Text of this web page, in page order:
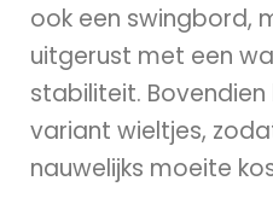
ook een swingbord,
uitgerust met een
stabiliteit.
variant wieltjes,
nauwelijks moeite